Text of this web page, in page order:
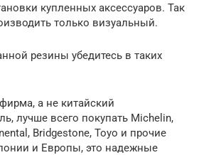
купленных аксессуаров. Так
только визуальный.
резины убедитесь в таких
а не китайский
лучше всего покупать Michelin,
Bridgestone, Toyo и прочие
и Европы, это надежные